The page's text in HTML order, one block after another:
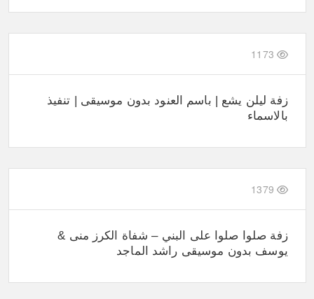
1173
زفة ليلن يشع | باسم العنود بدون موسيقى | تنفيذ
بالاسماء
1379
زفة صلوا صلوا على البني – شفاة الكرز منى &
يوسف بدون موسيقى راشد الماجد